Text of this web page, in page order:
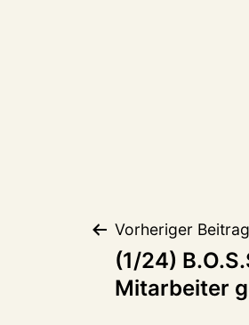
Vorheriger Beitrag
(1/24)
Mitarbeiter